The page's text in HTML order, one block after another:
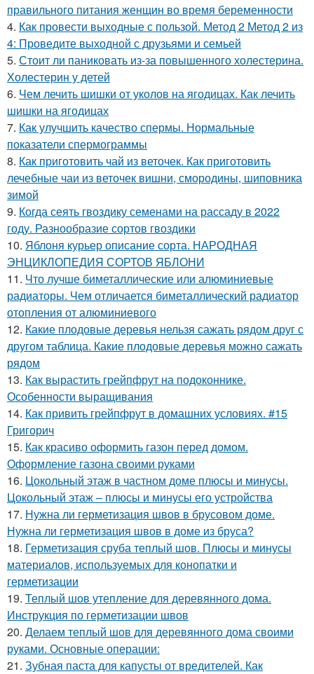
правильного питания женщин во время беременности
4. Как провести выходные с пользой. Метод 2 Метод 2 из
4: Проведите выходной с друзьями и семьей
5. Стоит ли паниковать из-за повышенного холестерина.
Холестерин у детей
6. Чем лечить шишки от уколов на ягодицах. Как лечить
шишки на ягодицах
7. Как улучшить качество спермы. Нормальные
показатели спермограммы
8. Как приготовить чай из веточек. Как приготовить
лечебные чаи из веточек вишни, смородины, шиповника
зимой
9. Когда сеять гвоздику семенами на рассаду в 2022
году. Разнообразие сортов гвоздики
10. Яблоня курьер описание сорта. НАРОДНАЯ
ЭНЦИКЛОПЕДИЯ СОРТОВ ЯБЛОНИ
11. Что лучше биметаллические или алюминиевые
радиаторы. Чем отличается биметаллический радиатор
отопления от алюминиевого
12. Какие плодовые деревья нельзя сажать рядом друг с
другом таблица. Какие плодовые деревья можно сажать
рядом
13. Как вырастить грейпфрут на подоконнике.
Особенности выращивания
14. Как привить грейпфрут в домашних условиях. #15
Григорич
15. Как красиво оформить газон перед домом.
Оформление газона своими руками
16. Цокольный этаж в частном доме плюсы и минусы.
Цокольный этаж – плюсы и минусы его устройства
17. Нужна ли герметизация швов в брусовом доме.
Нужна ли герметизация швов в доме из бруса?
18. Герметизация сруба теплый шов. Плюсы и минусы
материалов, используемых для конопатки и
герметизации
19. Теплый шов утепление для деревянного дома.
Инструкция по герметизации швов
20. Делаем теплый шов для деревянного дома своими
руками. Основные операции:
21. Зубная паста для капусты от вредителей. Как